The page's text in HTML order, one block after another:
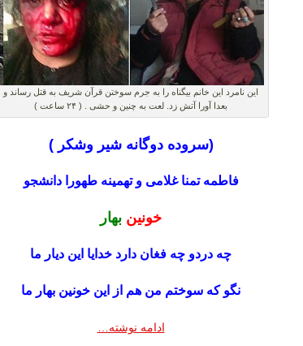
این نامرد این خانم بیگناه را به جرم سوختن قرآن شریف به قتل رساند و
بعدا آورا آتش زد. لعت به چنین و حشی . ( ۲۴ ساعت )
(سروده دوگانه شیر وشکر )
فاطمه تمنا غلامی و تهمینه طهورا دانشجو
خونین بهار
چه دردو چه فغان دارد خدایا این دیار ما
نگو که سوختم من هم از این خونین بهار ما
ادامه نوشته…